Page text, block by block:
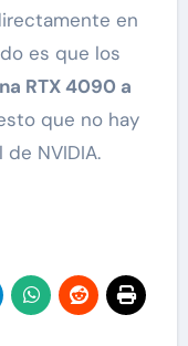
en
es que los
RTX 4090 a
que no hay
NVIDIA.